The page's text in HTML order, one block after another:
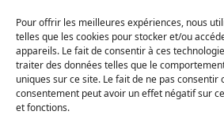
Pour offrir les meilleures expériences, nous
telles que les cookies pour stocker et/ou
appareils. Le fait de consentir à ces
traiter des données telles que le
uniques sur ce site. Le fait de ne pas consentir
consentement peut avoir un effet négatif sur
et fonctions.
Datenschutz-
ENTDECKEN SIE